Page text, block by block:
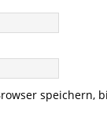
speichern,